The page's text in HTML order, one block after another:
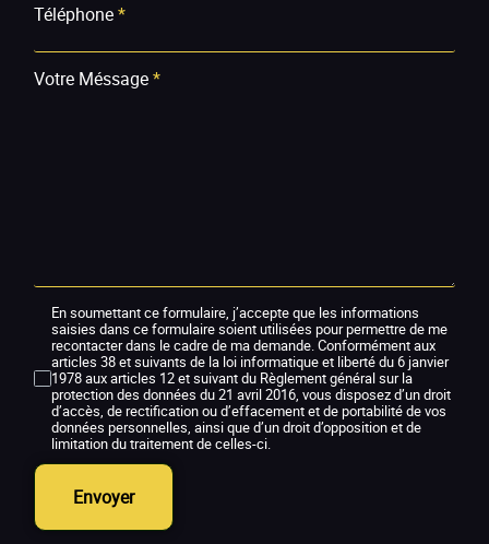
Téléphone*
Votre Méssage*
En soumettant ce formulaire, j’accepte que les informations
saisies dans ce formulaire soient utilisées pour permettre de me
recontacter dans le cadre de ma demande. Conformément aux
articles 38 et suivants de la loi informatique et liberté du 6 janvier
1978 aux articles 12 et suivant du Règlement général sur la
protection des données du 21 avril 2016, vous disposez d’un droit
d’accès, de rectification ou d’effacement et de portabilité de vos
données personnelles, ainsi que d’un droit d’opposition et de
limitation du traitement de celles-ci.
Envoyer